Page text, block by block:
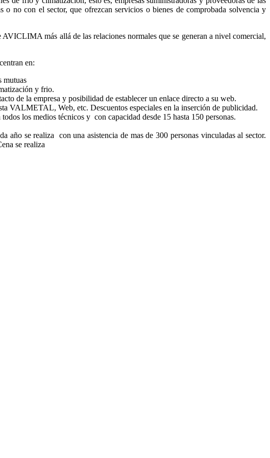
o no con el sector, que ofrezcan servicios o bienes de comprobada solvencia y
más allá de las relaciones normales que se generan a nivel comercial,
en:
mutuas
y frio.
de la empresa y posibilidad de establecer un enlace directo a su web.
VALMETAL, Web, etc. Descuentos especiales en la inserción de publicidad.
los medios técnicos y con capacidad desde 15 hasta 150 personas.
se realiza con una asistencia de mas de 300 personas vinculadas al sector.
se realiza